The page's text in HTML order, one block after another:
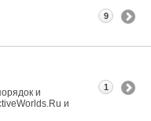
9
и
и
1